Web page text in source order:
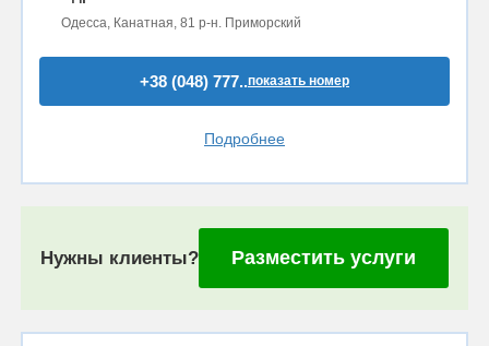
Одесса, Канатная, 81 р-н. Приморский
+38 (048) 777..показать номер
Подробнее
Нужны клиенты? Разместить услуги